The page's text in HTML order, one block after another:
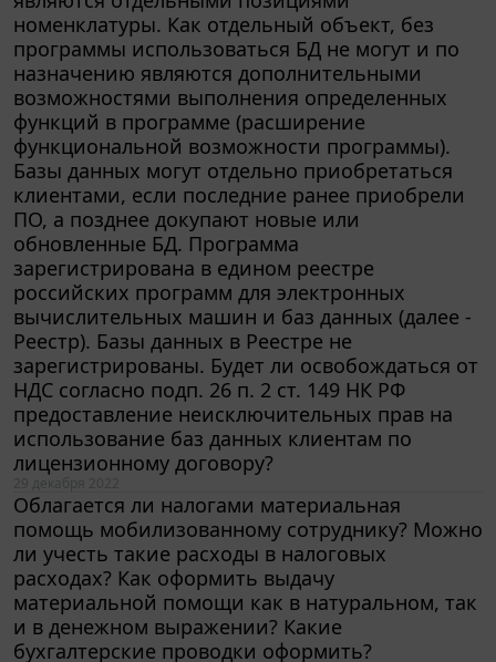
программы использоваться БД не могут и по
назначению являются дополнительными
возможностями выполнения определенных
функций в программе (расширение
функциональной возможности программы).
Базы данных могут отдельно приобретаться
клиентами, если последние ранее приобрели
ПО, а позднее докупают новые или
обновленные БД. Программа
зарегистрирована в едином реестре
российских программ для электронных
вычислительных машин и баз данных (далее -
Реестр). Базы данных в Реестре не
зарегистрированы. Будет ли освобождаться от
НДС согласно подп. 26 п. 2 ст. 149 НК РФ
предоставление неисключительных прав на
использование баз данных клиентам по
лицензионному договору?
29 декабря 2022
помощь мобилизованному сотруднику? Можно
ли учесть такие расходы в налоговых
расходах? Как оформить выдачу
материальной помощи как в натуральном, так
и в денежном выражении? Какие
бухгалтерские проводки оформить?
28 декабря 2022